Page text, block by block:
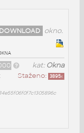
okno.
kat: Okna
Staženo: 3895x